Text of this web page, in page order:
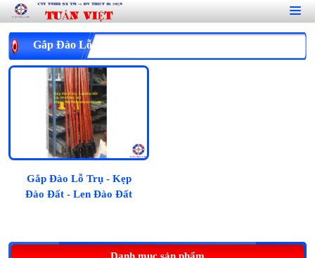
Gắp Đào Lỗ Trụ - Kẹp Đào Đất - Len Đào Đất
Gắp Đào Lỗ Trụ - Kẹp
Đào Đất - Len Đào Đất